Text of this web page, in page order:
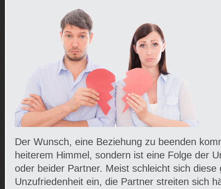
Der Wunsch, eine Beziehung zu beenden
heiterem Himmel, sondern ist eine Folge der
oder beider Partner. Meist schleicht sich diese
Unzufriedenheit ein, die Partner streiten sich